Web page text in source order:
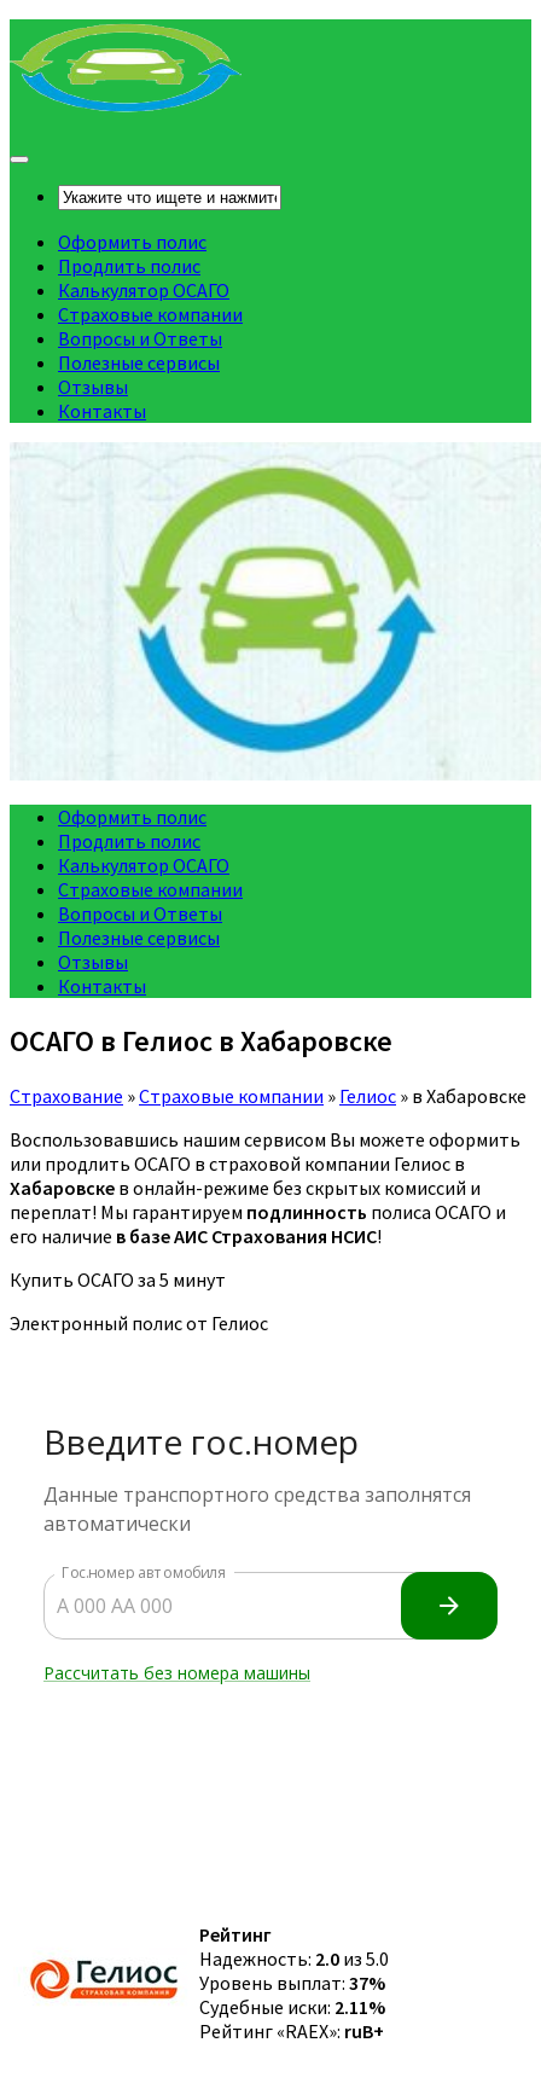
Оформить полис
Продлить полис
Калькулятор ОСАГО
Страховые компании
Вопросы и Ответы
Полезные сервисы
Отзывы
Контакты
Оформить полис
Продлить полис
Калькулятор ОСАГО
Страховые компании
Вопросы и Ответы
Полезные сервисы
Отзывы
Контакты
ОСАГО в Гелиос в Хабаровске
Страхование »Страховые компании » Гелиос » в Хабаровске
Воспользовавшись нашим сервисом Вы можете оформить
или продлить ОСАГО в страховой компании Гелиос в
Хабаровске в онлайн-режиме без скрытых комиссий и
переплат! Мы гарантируем подлинность полиса ОСАГО и
его наличие в базе АИС Страхования НСИС!
Купить ОСАГО за 5 минут
Электронный полис от Гелиос
Рейтинг
Надежность: 2.0 из 5.0
Уровень выплат: 37%
Судебные иски: 2.11%
Рейтинг «RAEX»: ruB+